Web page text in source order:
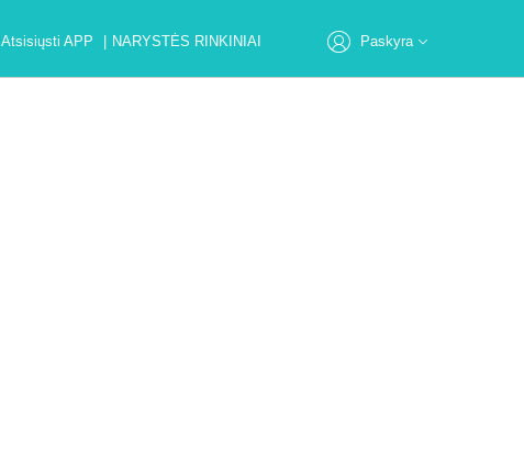
Atsisiųsti APP NARYSTĖS RINKINIAI Paskyra